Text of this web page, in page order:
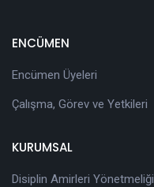
ENCÜMEN
Encümen Üyeleri
Çalışma, Görev ve Yetkileri
KURUMSAL
Disiplin Amirleri Yönetmeliği